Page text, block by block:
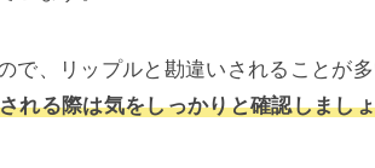
で、リップルと勘違いされることが多
れる際は気をしっかりと確認しまし